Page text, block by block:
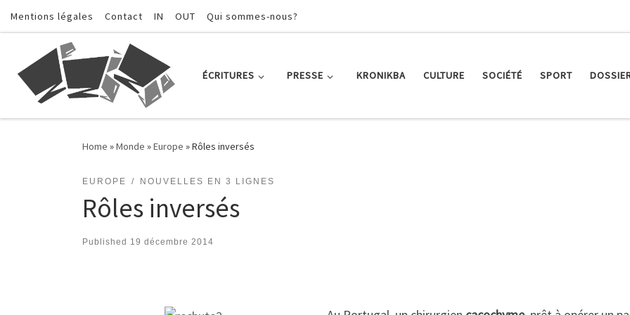
Skip to content
Mentions légales Contact IN OUT Qui sommes-nous?
ÉCRITURES PRESSE KRONIKBA CULTURE SOCIÉTÉ SPORT
Home »Monde »Europe »Rôles inversés
EUROPE NOUVELLES EN 3 LIGNES
Rôles inversés
Published 19 décembre 2014